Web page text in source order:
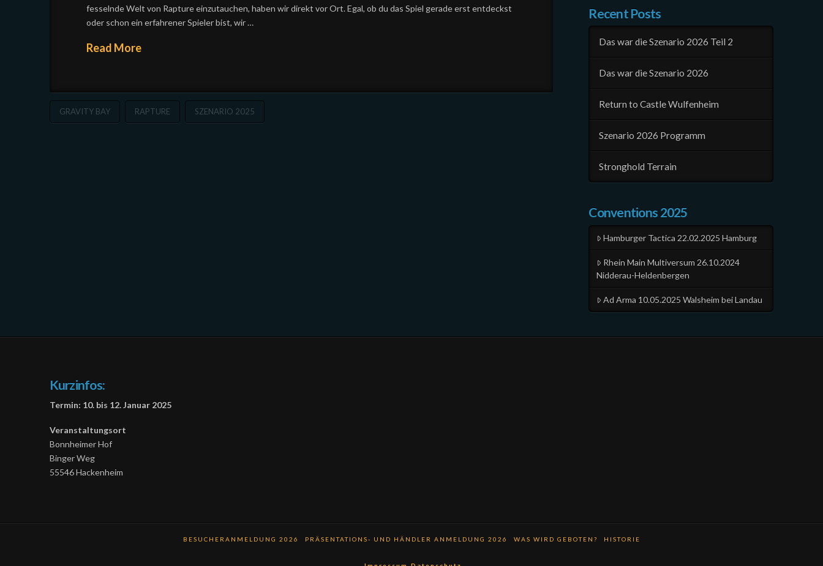
fesselnde Welt von Rapture einzutauchen, haben wir direkt vor Ort. Egal, ob du das Spiel gerade erst entdeckst
oder schon ein erfahrener Spieler bist, wir …
Read More
GRAVITY BAY RAPTURE SZENARIO 2025
Recent Posts
Das war die Szenario 2026 Teil 2
Das war die Szenario 2026
Return to Castle Wulfenheim
Szenario 2026 Programm
Stronghold Terrain
Conventions 2025
Hamburger Tactica 22.02.2025 Hamburg
Rhein Main Multiversum 26.10.2024
Nidderau-Heldenbergen
Ad Arma 10.05.2025 Walsheim bei Landau
Kurzinfos:
Termin: 10. bis 12. Januar 2025
Veranstaltungsort
Bonnheimer Hof
Binger Weg
55546 Hackenheim
BESUCHERANMELDUNG 2026 PRÄSENTATIONS- UND HÄNDLER ANMELDUNG 2026 WAS WIRD GEBOTEN? HISTORIE